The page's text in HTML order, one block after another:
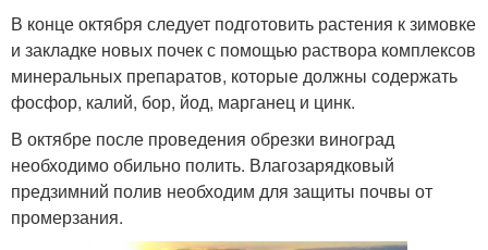
В конце октября следует подготовить растения к зимовке
и закладке новых почек с помощью раствора комплексов
минеральных препаратов, которые должны содержать
фосфор, калий, бор, йод, марганец и цинк.
В октябре после проведения обрезки виноград
необходимо обильно полить. Влагозарядковый
предзимний полив необходим для защиты почвы от
промерзания.